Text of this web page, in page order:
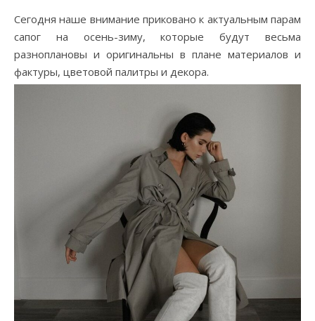
Сегодня наше внимание приковано к актуальным парам
сапог на осень-зиму, которые будут весьма
разноплановы и оригинальны в плане материалов и
фактуры, цветовой палитры и декора.